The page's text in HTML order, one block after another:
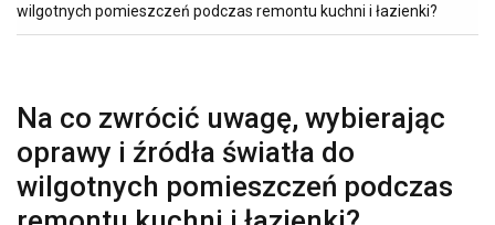
wilgotnych pomieszczeń podczas remontu kuchni i łazienki?
Na co zwrócić uwagę, wybierając
oprawy i źródła światła do
wilgotnych pomieszczeń podczas